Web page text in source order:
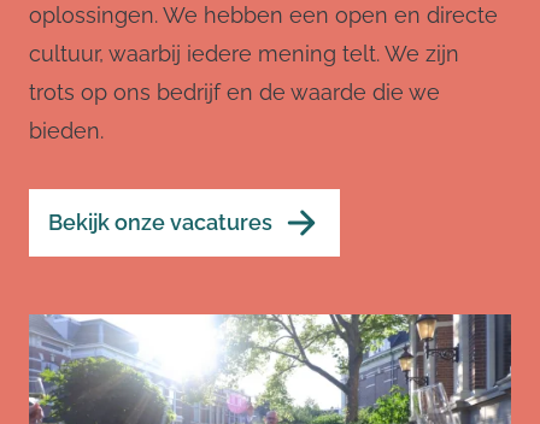
oplossingen. We hebben een open en directe
cultuur, waarbij iedere mening telt. We zijn
trots op ons bedrijf en de waarde die we
bieden.
Bekijk onze vacatures